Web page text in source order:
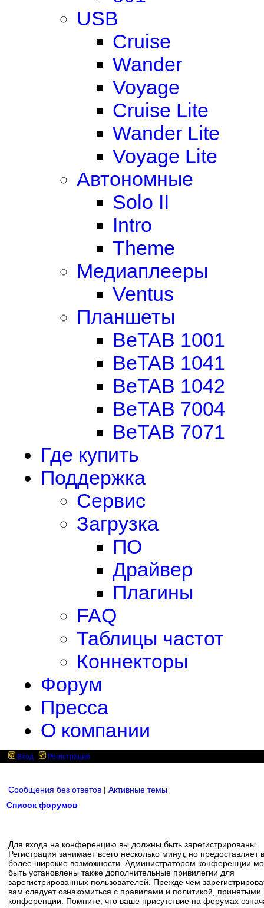
USB
Cruise
Wander
Voyage
Cruise Lite
Wander Lite
Voyage Lite
Автономные
Solo II
Intro
Theme
Медиаплееры
Ventus
Планшеты
BeTAB 1001
BeTAB 1041
BeTAB 1042
BeTAB 7004
BeTAB 7071
Где купить
Поддержка
Сервис
Загрузка
ПО
Драйвер
Плагины
FAQ
Таблицы частот
Коннекторы
Форум
Пресса
О компании
Вход Регистрация
Сообщения без ответов | Активные темы
Список форумов
Для входа на конференцию вы должны быть зарегистрированы.
Регистрация занимает всего несколько минут, но предоставляет
более широкие возможности. Администратором конференции
быть установлены также дополнительные привилегии для
зарегистрированных пользователей. Прежде чем
вам следует ознакомиться с правилами и политикой, принятыми
конференции. Помните, что ваше присутствие на форумах